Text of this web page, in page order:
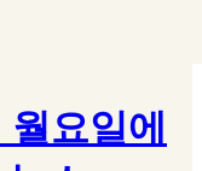
요일에